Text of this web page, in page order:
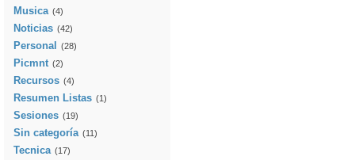
Musica (4)
Noticias (42)
Personal (28)
Picmnt (2)
Recursos (4)
Resumen Listas (1)
Sesiones (19)
Sin categoría (11)
Tecnica (17)